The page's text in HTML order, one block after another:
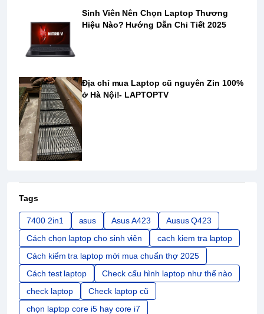
Sinh Viên Nên Chọn Laptop Thương
Hiệu Nào? Hướng Dẫn Chi Tiết 2025
Địa chỉ mua Laptop cũ nguyên Zin 100%
ở Hà Nội!- LAPTOPTV
Tags
7400 2in1 asus Asus A423
Ausus Q423
Cách chọn laptop cho sinh viên
cach kiem tra laptop
Cách kiểm tra laptop mới mua chuẩn thợ 2025
Cách test laptop
Check cấu hình laptop như thế nào
check laptop
Check laptop cũ
chọn laptop core i5 hay core i7